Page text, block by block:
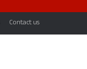
Contact us